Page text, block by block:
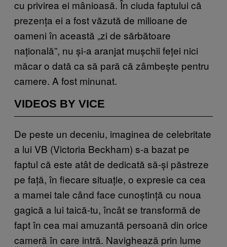
cu privirea ei mânioasă. În ciuda faptului că
prezența ei a fost văzută de milioane de
oameni în această „zi de sărbătoare
națională”, nu și-a aranjat mușchii feței nici
măcar o dată ca să pară că zâmbește pentru
camere. A fost minunat.
VIDEOS BY VICE
De peste un deceniu, imaginea de celebritate
a lui VB (Victoria Beckham) s-a bazat pe
faptul că este atât de dedicată să-și păstreze
pe față, în fiecare situație, o expresie ca cea
a mamei tale când face cunoștință cu noua
gagică a lui taică-tu, încât se transformă de
fapt în cea mai amuzantă persoană din orice
cameră în care intră. Navighează prin lume